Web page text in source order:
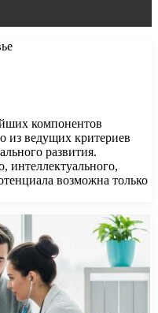
компонентов
из ведущих критериев
развития.
интеллектуального,
возможна только